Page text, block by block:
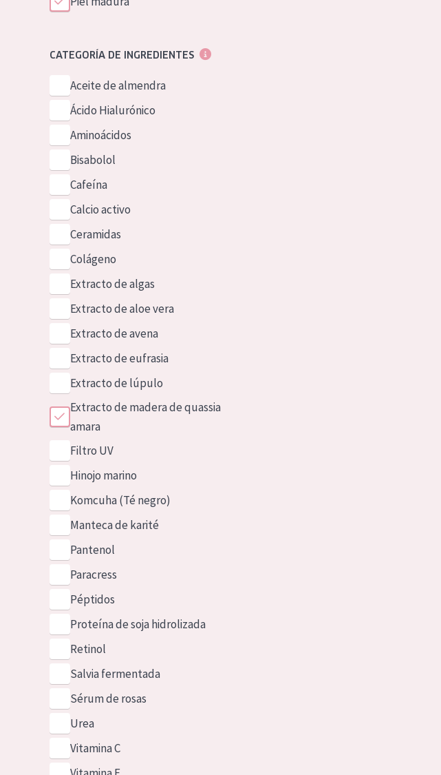
CATEGORÍA DE INGREDIENTES
Aceite de almendra
Ácido Hialurónico
Aminoácidos
Bisabolol
Cafeína
Calcio activo
Ceramidas
Colágeno
Extracto de algas
Extracto de aloe vera
Extracto de avena
Extracto de eufrasia
Extracto de lúpulo
Extracto de madera de quassia
amara
Filtro UV
Hinojo marino
Komcuha (Té negro)
Manteca de karité
Pantenol
Paracress
Péptidos
Proteína de soja hidrolizada
Retinol
Salvia fermentada
Sérum de rosas
Urea
Vitamina C